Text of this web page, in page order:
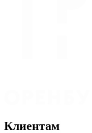
Клиентам